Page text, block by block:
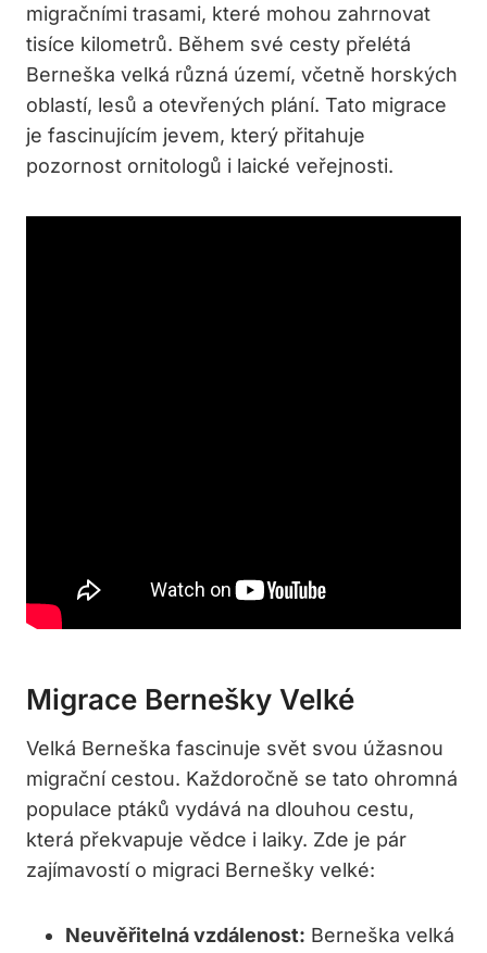
migračními trasami, které mohou zahrnovat
tisíce kilometrů. Během své cesty přelétá
Berneška velká různá území, včetně horských
oblastí, lesů a otevřených plání. Tato migrace
je fascinujícím jevem, který přitahuje
pozornost ornitologů i laické veřejnosti.
Migrace Bernešky Velké
Velká Berneška fascinuje svět svou úžasnou
migrační cestou. Každoročně se tato ohromná
populace ptáků vydává na dlouhou cestu,
která překvapuje vědce i laiky. Zde je pár
zajímavostí o migraci Bernešky velké:
Neuvěřitelná vzdálenost: Berneška velká